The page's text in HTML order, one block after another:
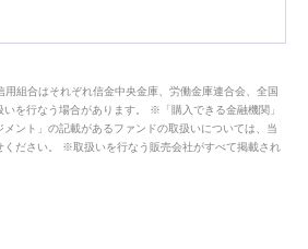
組合はそれぞれ信金中央金庫、労働金庫連合会、全国
を行なう場合があります。 ※「購入できる金融機関」
ント」の記載があるファンドの取扱いについては、当
ください。 ※取扱いを行なう販売会社がすべて掲載され